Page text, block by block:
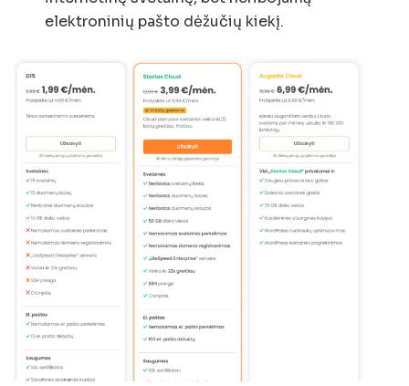
elektroninių pašto dėžučių kiekį.